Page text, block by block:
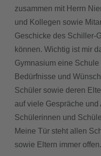
zusammen mit Herrn
und Kollegen sowie
Geschicke des Schiller-
können. Wichtig ist mir
Gymnasium eine Schule
Bedürfnisse und
Schüler sowie deren
auf viele Gespräche
Schülerinnen und
Meine Tür steht allen
sowie Eltern immer offen.